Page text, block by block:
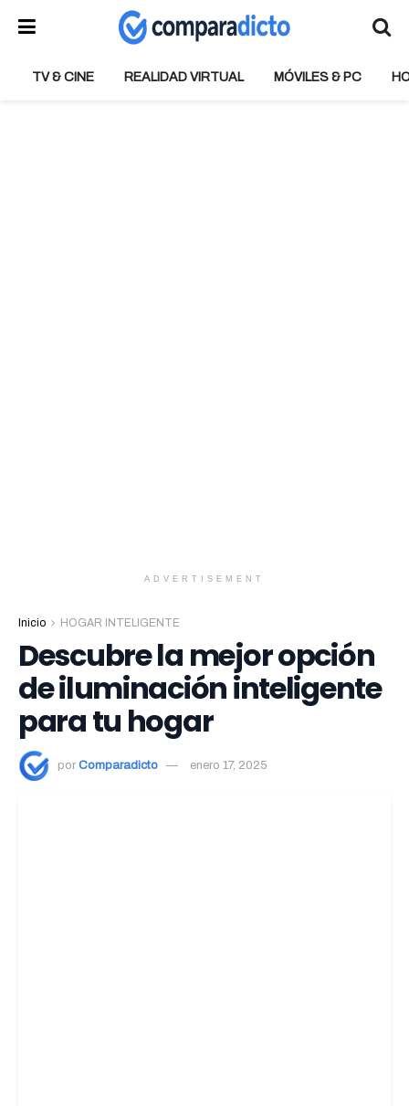
TV & CINE REALIDAD VIRTUAL MÓVILES & PC
ADVERTISEMENT
Inicio HOGAR INTELIGENTE
Descubre la mejor opción
de iluminación inteligente
para tu hogar
por Comparadicto enero 17, 2025